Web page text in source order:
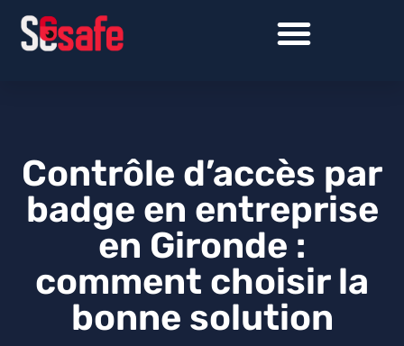
Contrôle d’accès par
badge en entreprise
en Gironde :
comment choisir la
bonne solution